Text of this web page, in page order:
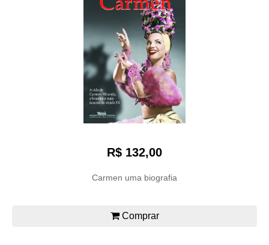
R$ 132,00
Carmen uma biografia
Comprar